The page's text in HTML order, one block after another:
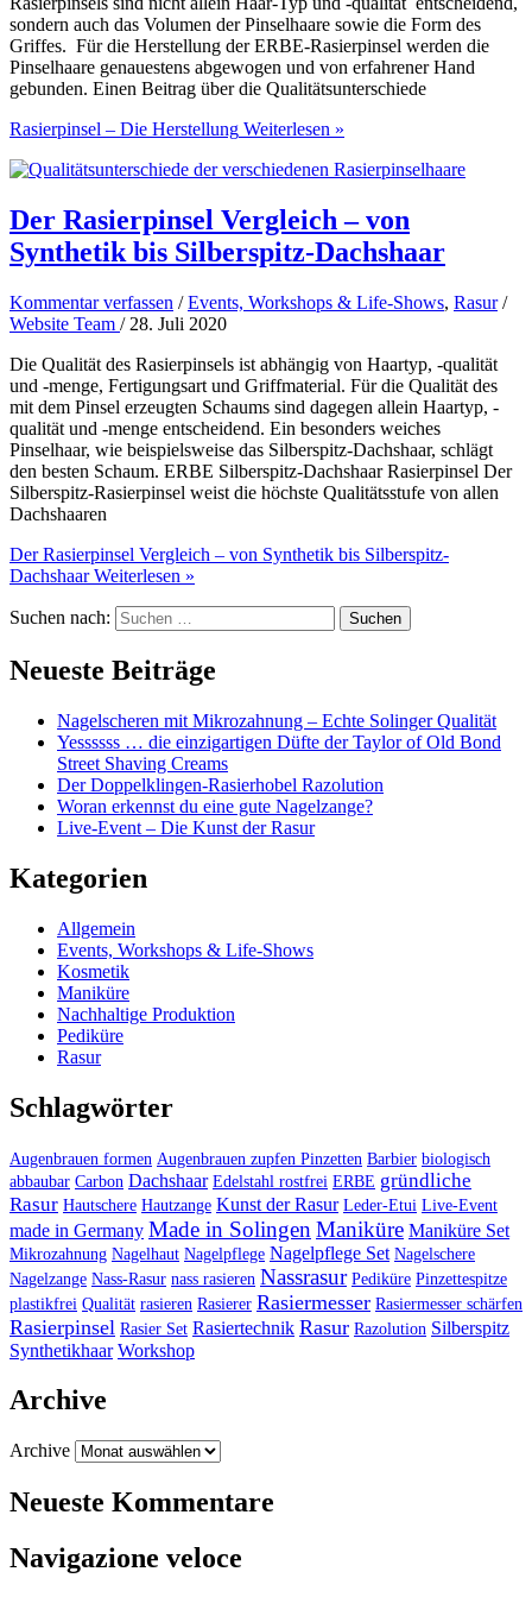
sondern auch das Volumen der Pinselhaare sowie die Form des
Griffes. Für die Herstellung der ERBE-Rasierpinsel werden die
Pinselhaare genauestens abgewogen und von erfahrener Hand
gebunden. Einen Beitrag über die Qualitätsunterschiede
Rasierpinsel – Die Herstellung Weiterlesen »
Der Rasierpinsel Vergleich – von
Synthetik bis Silberspitz-Dachshaar
Kommentar verfassen /Events, Workshops & Life-Shows, Rasur/
Website Team / 28. Juli 2020
Die Qualität des Rasierpinsels ist abhängig von Haartyp, -qualität
und -menge, Fertigungsart und Griffmaterial. Für die Qualität des
mit dem Pinsel erzeugten Schaums sind dagegen allein Haartyp, -
qualität und -menge entscheidend. Ein besonders weiches
Pinselhaar, wie beispielsweise das Silberspitz-Dachshaar, schlägt
den besten Schaum. ERBE Silberspitz-Dachshaar Rasierpinsel Der
Silberspitz-Rasierpinsel weist die höchste Qualitätsstufe von allen
Dachshaaren
Der Rasierpinsel Vergleich – von Synthetik bis Silberspitz-
DachshaarWeiterlesen »
Suchen nach:
Neueste Beiträge
Nagelscheren mit Mikrozahnung – Echte Solinger Qualität
Yessssss … die einzigartigen Düfte der Taylor of Old Bond
Street Shaving Creams
Der Doppelklingen-Rasierhobel Razolution
Woran erkennst du eine gute Nagelzange?
Live-Event – Die Kunst der Rasur
Kategorien
Allgemein
Events, Workshops & Life-Shows
Kosmetik
Maniküre
Nachhaltige Produktion
Pediküre
Rasur
Schlagwörter
Augenbrauen formen Augenbrauen zupfen Pinzetten Barbier biologisch
abbaubar Carbon Dachshaar Edelstahl rostfrei ERBE gründliche
Rasur Hautschere Hautzange Kunst der Rasur Leder-Etui Live-Event
made in Germany Made in Solingen Maniküre Maniküre Set
Mikrozahnung Nagelhaut Nagelpflege Nagelpflege Set Nagelschere
Nagelzange Nass-Rasur nass rasieren Nassrasur Pediküre Pinzettespitze
plastikfrei Qualität rasieren Rasierer Rasiermesser Rasiermesser schärfen
Rasierpinsel Rasier Set Rasiertechnik Rasur Razolution Silberspitz
Synthetikhaar Workshop
Archive
Archive
Neueste Kommentare
Navigazione veloce